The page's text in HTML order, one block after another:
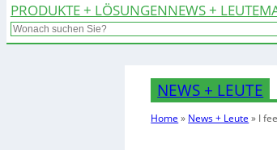
PRODUKTE + LÖSUNGENNEWS + LEUTE
Search
NEWS + LEUTE
Home » News + Leute » I